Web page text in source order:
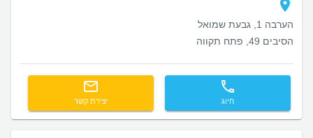
הערבה 1, גבעת שמואל
הסיבים 49, פתח תקווה
חיוג יצירת קשר